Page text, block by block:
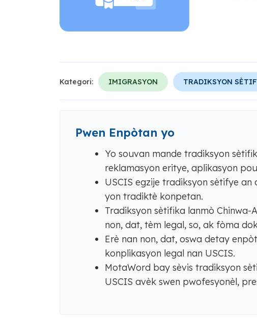
Kategori: IMIGRASYON TRADIKSYON
Pwen Enpòtan yo
Yo souvan mande tradiksyon
reklamasyon eritye, aplikasyon
USCIS egzije tradiksyon sètifye
yon tradiktè konpetan.
Tradiksyon sètifika lanmò Chinwa-
non, dat, tèm legal, so, ak fòma
Erè nan non, dat, oswa detay
konplikasyon legal nan USCIS.
MotaWord bay sèvis tradiksyon
USCIS avèk swen pwofesyonèl,